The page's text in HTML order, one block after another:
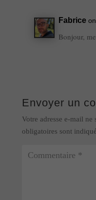
Fabrice
Bonjour,
Envoyer un
Votre adresse e-mail ne
obligatoires sont